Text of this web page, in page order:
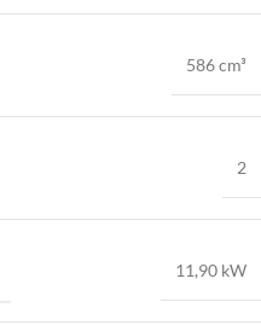
586 cm³
2
11,90 kW